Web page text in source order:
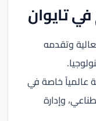
تايوان
وتقدمه
عالمياً خاصة في
وإدارة